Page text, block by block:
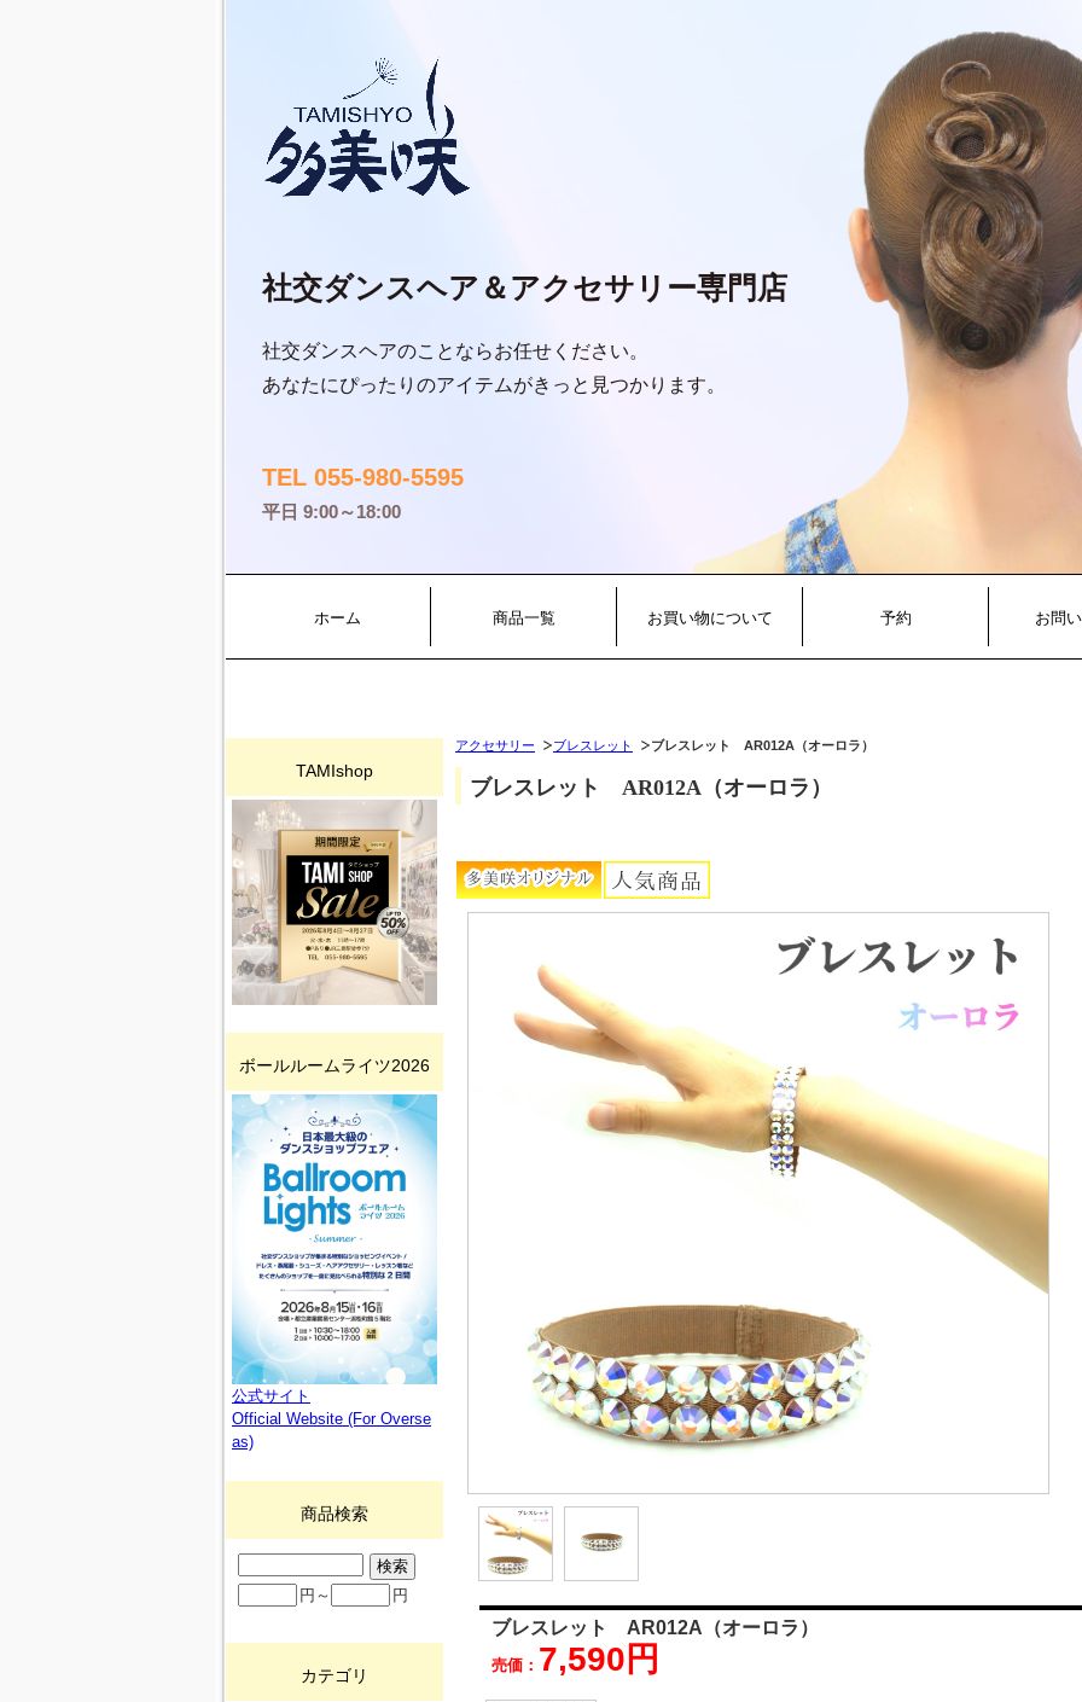
社交ダンスヘア＆アクセサリー専門店
社交ダンスヘアのことならお任せください。
あなたにぴったりのアイテムがきっと見つかります。
TEL 055-980-5595
平日 9:00～18:00
ホーム 商品一覧 お買い物について 予約 お問
アクセサリー ブレスレット ブレスレット AR012A（オーロラ）
ブレスレット AR012A（オーロラ）
ブレスレット AR012A（オーロラ）
売価： 7,590円
TAMIshop
ボールルームライツ2026
公式サイト
Official Website (For Overse
as)
商品検索
円～ 円
カテゴリ